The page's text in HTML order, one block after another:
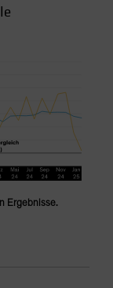
Ergebnisse.